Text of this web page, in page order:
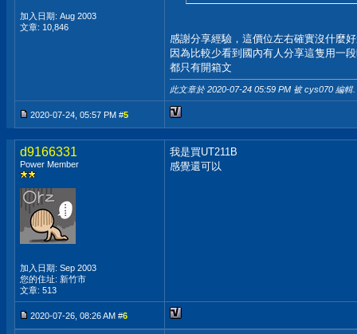
加入日期: Aug 2003
文章: 10,846
感謝分享經驗，這價位左右確實沒什麼
因為比較少看到國內有人分享這隻用一
都只有開箱文
此文章於 2020-07-24 05:59 PM 被 cys070 編輯.
2020-07-24, 05:57 PM #5
d9166331
Power Member
加入日期: Sep 2003
您的住址: 新竹市
文章: 513
我是買UT211B
感覺還可以
2020-07-26, 08:26 AM #6